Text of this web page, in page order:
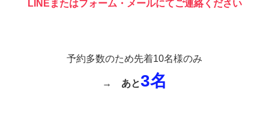
LINEまたはフォーム・メールにてご連絡ください
予約多数のため先着10名様のみ
→ あと3名